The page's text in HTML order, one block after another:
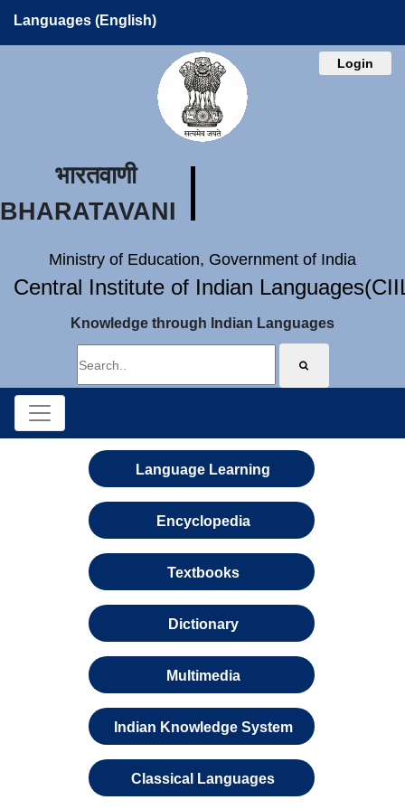
Languages (English)
Login
भारतवाणी
BHARATAVANI
Ministry of Education, Government of India
Central Institute of Indian
Knowledge through Indian Languages
Language Learning
Encyclopedia
Textbooks
Dictionary
Multimedia
Indian Knowledge System
Classical Languages